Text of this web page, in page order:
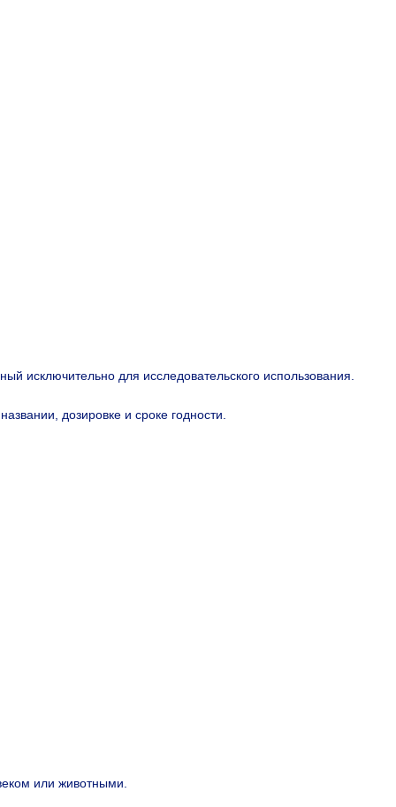
исключительно для исследовательского использования.
дозировке и сроке годности.
или животными.